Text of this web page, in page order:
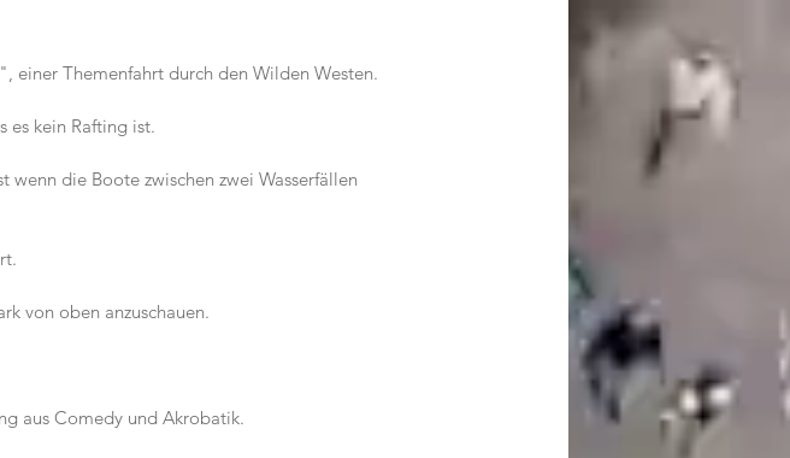
einer Themenfahrt durch den Wilden Westen.
es kein Rafting ist.
die Boote zwischen zwei Wasserfällen
von oben anzuschauen.
aus Comedy und Akrobatik.